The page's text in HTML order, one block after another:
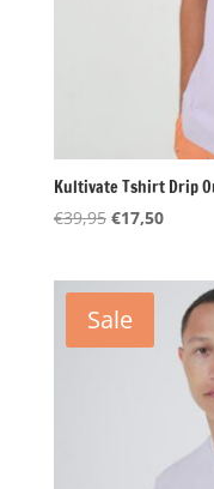
Kultivate Tshirt Drip
€39,95
€39,95.
€17,50Huidige
Sale